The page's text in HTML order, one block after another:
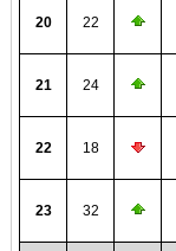
20 22
21 24
22 18
23 32